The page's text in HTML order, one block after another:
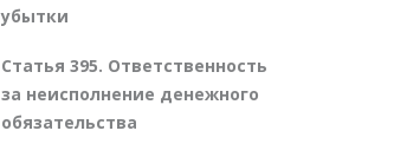
убытки
Статья 395. Ответственность
за неисполнение денежного
обязательства